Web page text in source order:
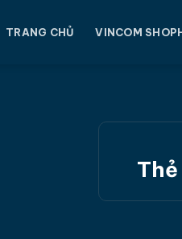
TRANG CHỦ VINCOM
Thẻ